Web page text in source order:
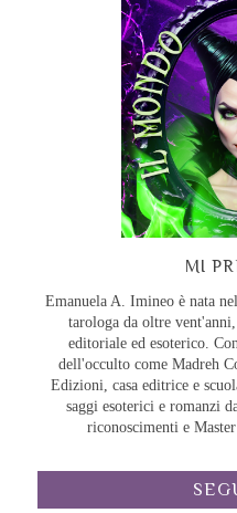
MI
Emanuela A. Imineo è nata
tarologa da oltre
editoriale ed esoterico.
dell'occulto come Madreh
Edizioni, casa editrice e
saggi esoterici e romanzi
riconoscimenti e